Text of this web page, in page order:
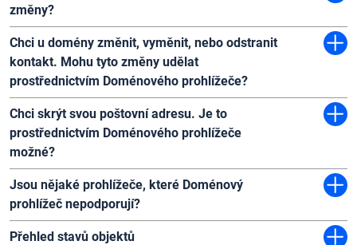
změny?
Chci u domény změnit, vyměnit, nebo odstranit
kontakt. Mohu tyto změny udělat
prostřednictvím Doménového prohlížeče?
Chci skrýt svou poštovní adresu. Je to
prostřednictvím Doménového prohlížeče
možné?
Jsou nějaké prohlížeče, které Doménový
prohlížeč nepodporují?
Přehled stavů objektů